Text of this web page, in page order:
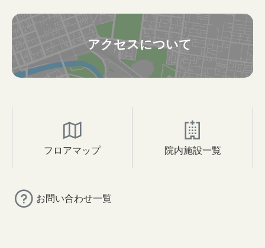
アクセスについて
フロアマップ 院内施設一覧
お問い合わせ一覧